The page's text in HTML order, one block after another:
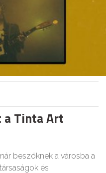
a Tinta Art
beszöknek a városba a
és